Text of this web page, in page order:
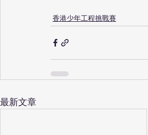
香港少年工程挑戰賽
最新文章